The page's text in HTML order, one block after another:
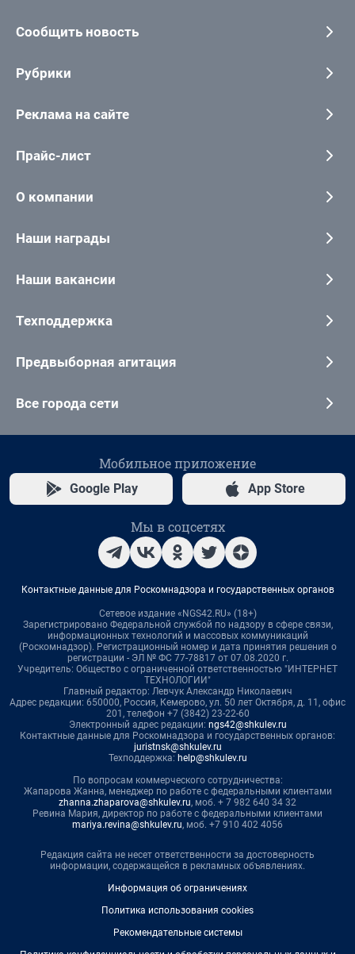
Сообщить новость
Рубрики
Реклама на сайте
Прайс-лист
О компании
Наши награды
Наши вакансии
Техподдержка
Предвыборная агитация
Все города сети
Мобильное приложение
Google Play App Store
Мы в соцсетях
Контактные данные для Роскомнадзора и государственных органов
Сетевое издание «NGS42.RU» (18+)
Зарегистрировано Федеральной службой по надзору в сфере связи,
информационных технологий и массовых коммуникаций
(Роскомнадзор). Регистрационный номер и дата принятия решения о
регистрации - ЭЛ № ФС 77-78817 от 07.08.2020 г.
Учредитель: Общество с ограниченной ответственностью "ИНТЕРНЕТ
ТЕХНОЛОГИИ"
Главный редактор: Левчук Александр Николаевич
Адрес редакции: 650000, Россия, Кемерово, ул. 50 лет Октября, д. 11, офис
201, телефон +7 (3842) 23-22-60
Электронный адрес редакции: ngs42@shkulev.ru
Контактные данные для Роскомнадзора и государственных органов:
juristnsk@shkulev.ru
Техподдержка: help@shkulev.ru
По вопросам коммерческого сотрудничества:
Жапарова Жанна, менеджер по работе с федеральными клиентами
zhanna.zhaparova@shkulev.ru, моб. + 7 982 640 34 32
Ревина Мария, директор по работе с федеральными клиентами
mariya.revina@shkulev.ru, моб. +7 910 402 4056
Редакция сайта не несет ответственности за достоверность
информации, содержащейся в рекламных объявлениях.
Информация об ограничениях
Политика использования cookies
Рекомендательные системы